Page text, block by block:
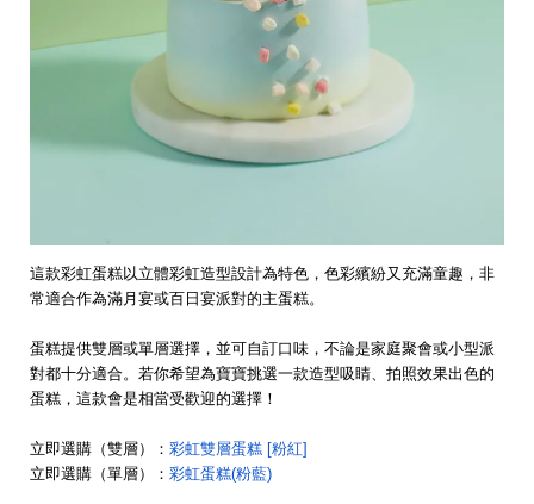
這款彩虹蛋糕以立體彩虹造型設計為特色，色彩繽紛又充滿童趣，非
常適合作為滿月宴或百日宴派對的主蛋糕。
蛋糕提供雙層或單層選擇，並可自訂口味，不論是家庭聚會或小型派
對都十分適合。若你希望為寶寶挑選一款造型吸睛、拍照效果出色的
蛋糕，這款會是相當受歡迎的選擇！
立即選購（雙層）： 彩虹雙層蛋糕 [粉紅]
立即選購（單層）： 彩虹蛋糕(粉藍)